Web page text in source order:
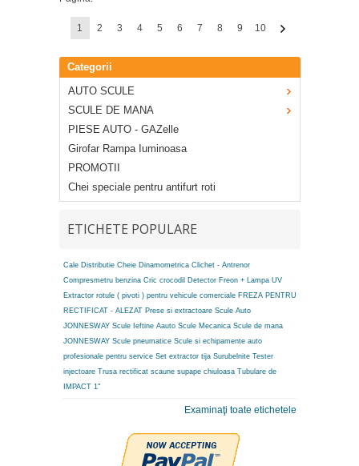
1 2 3 4 5 6 7 8 9 10
Categorii
AUTO SCULE
SCULE DE MANA
PIESE AUTO - GAZelle
Girofar Rampa Iuminoasa
PROMOTII
Chei speciale pentru antifurt roti
ETICHETE POPULARE
Cale Distributie Cheie Dinamometrica Clichet - Antrenor
Compresmetru benzina Cric crocodil Detector Freon + Lampa UV
Extractor rotule ( pivoti ) pentru vehicule comerciale FREZA PENTRU
RECTIFICAT - ALEZAT Prese si extractoare Scule Auto
JONNESWAY Scule Ieftine Aauto Scule Mecanica Scule de mana
JONNESWAY Scule pneumatice Scule si echipamente auto
profesionale pentru service Set extractor tija Surubelnite Tester
injectoare Trusa rectificat scaune supape chiuloasa Tubulare de
IMPACT 1"
Examinaţi toate etichetele